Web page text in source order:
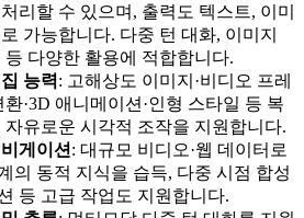
리할 수 있으며, 출력도 텍스트, 이미
가능합니다. 다중 턴 대화, 이미지
다양한 활용에 적합합니다.
능력: 고해상도 이미지·비디오 프레
·3D 애니메이션·인형 스타일 등 복
자유로운 시각적 조작을 지원합니다.
게이션: 대규모 비디오·웹 데이터로
의 동적 지식을 습득, 다중 시점 합성
등 고급 작업도 지원합니다.